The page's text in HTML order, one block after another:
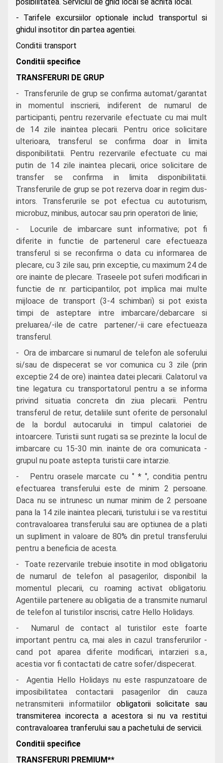
- Tarifele excursiilor optionale includ transportul si
ghidul insotitor din partea agentiei.
Conditii transport
Conditii specifice
TRANSFERURI DE GRUP
- Transferurile de grup se confirma automat/garantat
in momentul inscrierii, indiferent de numarul de
participanti, pentru rezervarile efectuate cu mai mult
de 14 zile inaintea plecarii. Pentru orice solicitare
ulterioara, transferul se confirma doar in limita
disponibilitatii. Pentru rezervarile efectuate cu mai
putin de 14 zile inaintea plecarii, orice solicitare de
transfer se confirma in limita disponibilitatii.
Transferurile de grup se pot rezerva doar in regim dus-
intors. Transferurile se pot efectua cu autoturism,
microbuz, minibus, autocar sau prin operatori de linie;
- Locurile de imbarcare sunt informative; pot fi
diferite in functie de partenerul care efectueaza
transferul si se reconfirma o data cu informarea de
plecare, cu 3 zile sau, prin exceptie, cu maximum 24 de
ore inainte de plecare. Traseele pot suferi modificari in
functie de nr. participantilor, pot implica mai multe
mijloace de transport (3-4 schimbari) si pot exista
timpi de asteptare intre imbarcare/debarcare si
preluarea/-ile de catre partener/-ii care efectueaza
transferul.
- Ora de imbarcare si numarul de telefon ale soferului
si/sau de dispecerat se vor comunica cu 3 zile (prin
exceptie 24 de ore) inaintea datei plecarii. Calatorul va
tine legatura cu transportatorul pentru a se informa
privind situatia concreta din ziua plecarii. Pentru
transferul de retur, detaliile sunt oferite de personalul
de la bordul autocarului in timpul calatoriei de
intoarcere. Turistii sunt rugati sa se prezinte la locul de
imbarcare cu 15-30 min. inainte de ora comunicata -
grupul nu poate astepta turistii care intarzie.
- Pentru orasele marcate cu ‘’ * ‘’, conditia pentru
efectuarea transferului este de minim 2 persoane.
Daca nu se intrunesc un numar minim de 2 persoane
pana la 14 zile inaintea plecarii, turistului i se va restitui
contravaloarea transferului sau are optiunea de a plati
un supliment in valoare de 80% din pretul transferului
pentru a beneficia de acesta.
- Toate rezervarile trebuie insotite in mod obligatoriu
de numarul de telefon al pasagerilor, disponibil la
momentul plecarii, cu roaming activat obligatoriu.
Agentiile partenere au obligatia de a transmite numarul
de telefon al turistilor inscrisi, catre Hello Holidays.
- Numarul de contact al turistilor este foarte
important pentru ca, mai ales in cazul transferurilor -
cand pot aparea diferite modificari, intarzieri s.a.,
acestia vor fi contactati de catre sofer/dispecerat.
- Agentia Hello Holidays nu este raspunzatoare de
imposibilitatea contactarii pasagerilor din cauza
netransmiterii informatiilor obligatorii solicitate sau
transmiterea incorecta a acestora si nu va restitui
contravaloarea tranferului sau a pachetului de servicii.
Conditii specifice
TRANSFERURI PREMIUM**